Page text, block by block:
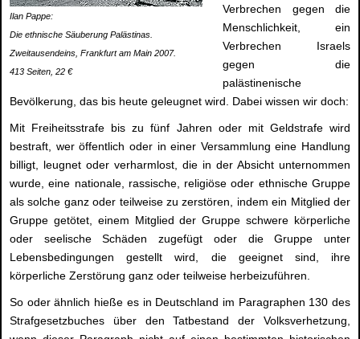
Ilan Pappe:
Die ethnische Säuberung Palästinas.
Zweitausendeins, Frankfurt am Main 2007.
413 Seiten, 22 €
Verbrechen gegen die
Menschlichkeit, ein
Verbrechen Israels
gegen die
palästinenische
Bevölkerung, das bis heute geleugnet wird. Dabei wissen wir doch:
Mit Freiheitsstrafe bis zu fünf Jahren oder mit Geldstrafe wird
bestraft, wer öffentlich oder in einer Versammlung eine Handlung
billigt, leugnet oder verharmlost, die in der Absicht unternommen
wurde, eine nationale, rassische, religiöse oder ethnische Gruppe
als solche ganz oder teilweise zu zerstören, indem ein Mitglied der
Gruppe getötet, einem Mitglied der Gruppe schwere körperliche
oder seelische Schäden zugefügt oder die Gruppe unter
Lebensbedingungen gestellt wird, die geeignet sind, ihre
körperliche Zerstörung ganz oder teilweise herbeizuführen.
So oder ähnlich hieße es in Deutschland im Paragraphen 130 des
Strafgesetzbuches über den Tatbestand der Volksverhetzung,